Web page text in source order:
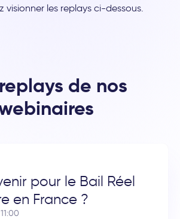
visionner les replays ci-dessous.
de nos
pour le Bail Réel
en France ?